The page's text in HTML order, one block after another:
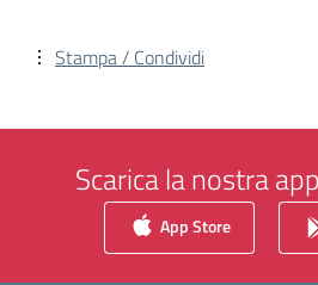
Stampa / Condividi
Scarica la nostra
App Store